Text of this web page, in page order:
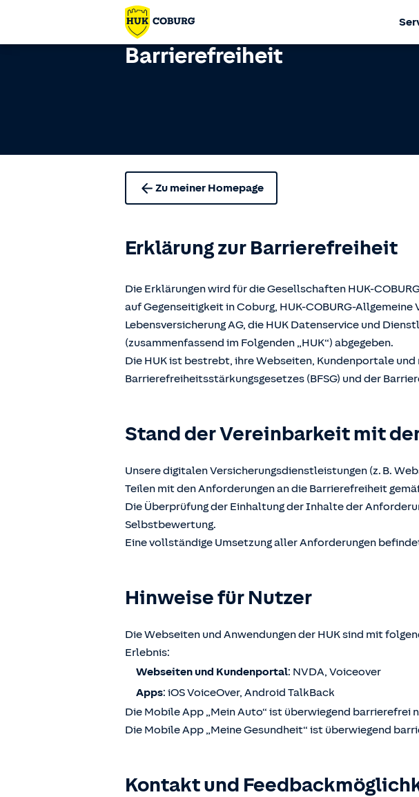
Barrierefreiheit
Zu meiner Homepage
Erklärung zur Barrierefreiheit
Die Erklärungen wird für die Gesellschaften HUK-
auf Gegenseitigkeit in Coburg, HUK-COBURG-Allgemeine
Lebensversicherung AG, die HUK Datenservice und
(zusammenfassend im Folgenden „HUK“) abgegeben.
Die HUK ist bestrebt, ihre Webseiten, Kundenportale
Barrierefreiheitsstärkungsgesetzes (BFSG) und der
Stand der Vereinbarkeit mit
Unsere digitalen Versicherungsdienstleistungen (z. B.
Teilen mit den Anforderungen an die Barrierefreiheit
Die Überprüfung der Einhaltung der Inhalte der
Selbstbewertung.
Eine vollständige Umsetzung aller Anforderungen
Hinweise für Nutzer
Die Webseiten und Anwendungen der HUK sind mit
Erlebnis:
Webseiten und Kundenportal: NVDA, Voiceover
Apps: iOS VoiceOver, Android TalkBack
Die Mobile App „Mein Auto“ ist überwiegend barrierefrei
Die Mobile App „Meine Gesundheit“ ist überwiegend
Kontakt und